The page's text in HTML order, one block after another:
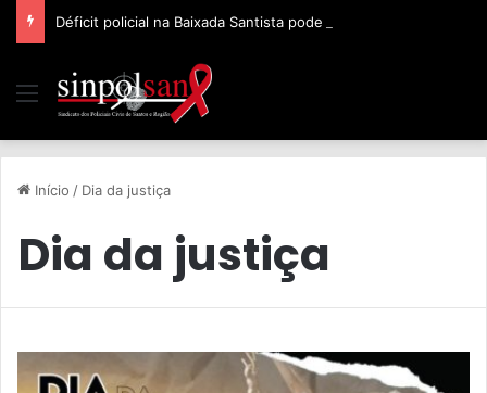
Início / Dia da justiça
Dia da justiça